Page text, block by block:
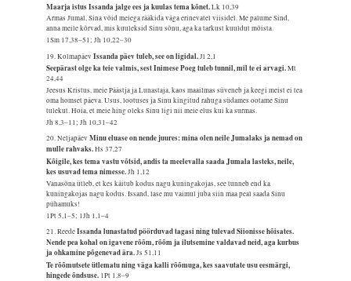
Maarja istus Issanda jalge ees ja kuulas tema kõnet.Lk 10,39
Armas Jumal, Sina võid meiega rääkida väga erinevatel viisidel. Me palume Sind,
anna meile kõrvad, mis kuuleksid Sinu sõnu, aga ka tarkust kuuldut mõista.
1Sm 17,38–51; Jh 10,22–30
19. KolmapäevIssanda päev tuleb, see on ligidal.Jl 2,1
Seepärast olge ka teie valmis, sest Inimese Poeg tuleb tunnil, mil te ei arvagi.Mt
24,44
Jeesus Kristus, meie Päästja ja Lunastaja, kaos maailmas süveneb ja keegi meist ei tea
oma homset päeva. Usus, lootuses ja Sinu kingitud rahuga südames ootame Sinu
tulekut. Hoia, et meie hing oleks Sinu ligi nii meie elus kui ka surmas.
Jh 8,3–11; Jh 10,31–42
20. NeljapäevMinu eluase on nende juures: mina olen neile Jumalaks ja nemad on
mulle rahvaks.Hs 37,27
Kõigile, kes tema vastu võtsid, andis ta meelevalla saada Jumala lasteks, neile,
kes usuvad tema nimesse.Jh 1,12
Vanasõna ütleb, et kes käitub kodus nagu kuningakojas, see tunneb end ka
kuningakojas nagu kodus. Issand, lase mu vaimul juba siin maa peal saada Sinu
pühamuks!
1Pt 5,1–5; 1Jh 1,1–4
21. ReedeIssanda lunastatud pöörduvad tagasi ning tulevad Siionisse hõisates.
Nende pea kohal on igavene rõõm, rõõm ja ilutsemine valdavad neid, aga kurbus
ja ohkamine põgenevad ära.Js 51,11
Te rõõmutsete ütlematu ning väga kalli rõõmuga, kes saavutate usu eesmärgi,
hingede õndsuse. 1Pt 1,8–9